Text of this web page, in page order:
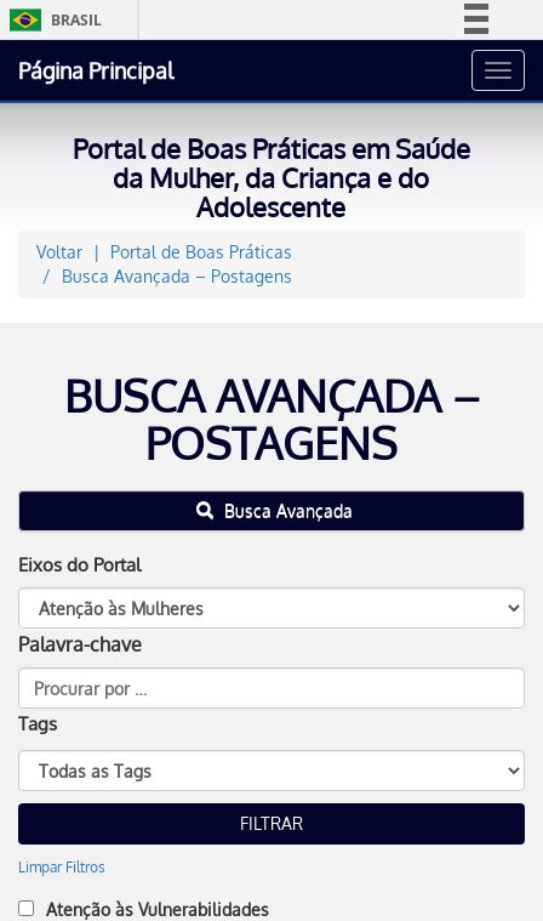
BRASIL
Acesso à informação
Página Principal
Portal de Boas Práticas em Saúde
da Mulher, da Criança e do
Adolescente
Voltar
Portal de Boas Práticas
Busca Avançada – Postagens
BUSCA AVANÇADA –
POSTAGENS
Busca Avançada
Eixos do Portal
Palavra-chave
Tags
Limpar Filtros
Atenção às Vulnerabilidades